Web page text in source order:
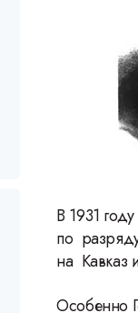
В 1931
по
на Кавказ
Особенно